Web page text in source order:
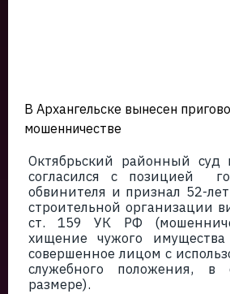
В Архангельске вынесен
мошенничестве
Октябрьский районный суд
согласился с позицией
обвинителя и признал 52-
строительной организации
ст. 159 УК РФ
хищение чужого
совершенное лицом с
служебного положения, в
размере).